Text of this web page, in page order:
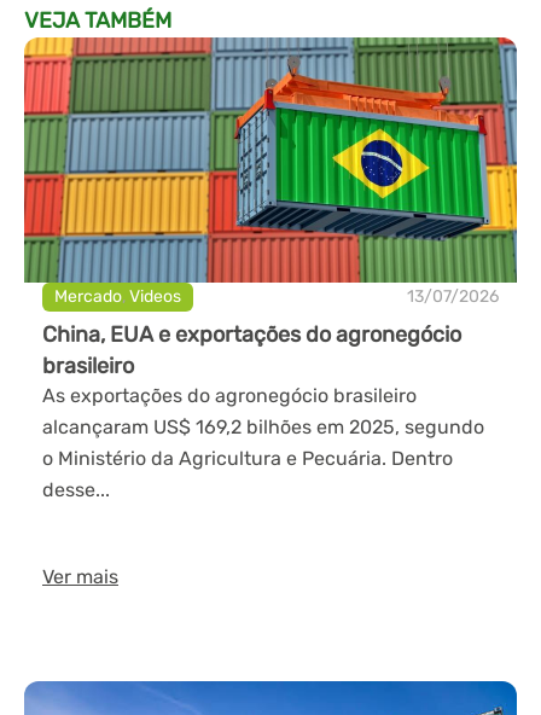
VEJA TAMBÉM
Mercado,Videos 13/07/2026
China, EUA e exportações do agronegócio
brasileiro
As exportações do agronegócio brasileiro
alcançaram US$ 169,2 bilhões em 2025, segundo
o Ministério da Agricultura e Pecuária. Dentro
desse...
Ver mais